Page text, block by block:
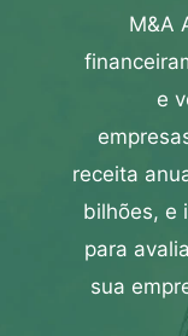
M&A
e
receita
bilhões, e
para
sua